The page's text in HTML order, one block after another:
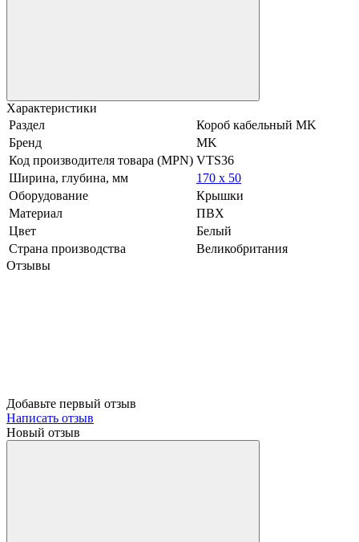
Характеристики
Раздел
Короб кабельный MK
Бренд
MK
Код производителя товара (MPN) VTS36
Ширина, глубина, мм
170 x 50
Оборудование
Крышки
Материал
ПВХ
Цвет
Белый
Страна производства
Великобритания
Отзывы
Добавьте первый отзыв
Написать отзыв
Новый отзыв